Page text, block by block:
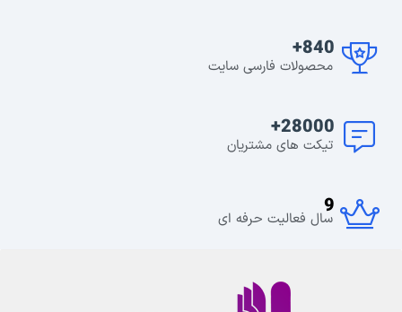
840+
محصولات فارسی سایت
28000+
تیکت های مشتریان
9
سال فعالیت حرفه ای